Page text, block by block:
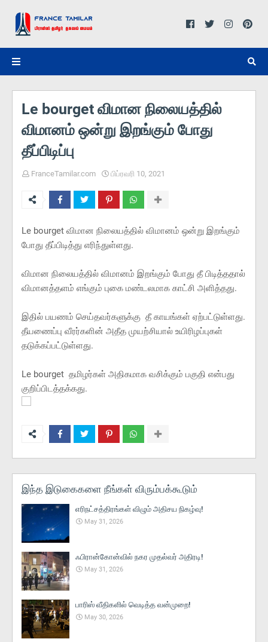
Le bourget விமான நிலையத்தில்
விமானம் ஒன்று இறங்கும் போது
தீப்பிடிப்பு
FranceTamilar.com பிப்ரவரி 10, 2021
Le bourget விமான நிலையத்தில் விமானம் ஒன்று இறங்கும்
போது தீப்பிடித்து எரிந்துள்ளது.
விமான நிலையத்தில் விமானம் இறங்கும் போது தீ பிடித்ததால்
விமானத்தளம் எங்கும் புகை மண்டலமாக காட்சி அளித்தது.
இதில் பயணம் செய்தவர்களுக்கு தீ காயங்கள் ஏற்பட்டுள்ளது.
தீயணைப்பு வீரர்களின் அதீத முயற்சியால் உயிரிழப்புகள்
தடுக்கப்பட்டுள்ளது.
Le bourget தமிழர்கள் அதிகமாக வசிக்கும் பகுதி என்பது
குறிப்பிடத்தக்கது.
இந்த இடுகைகளை நீங்கள் விரும்பக்கூடும்
எரிநட்சத்திரங்கள் விழும் அதிசய நிகழ்வு!
May 31, 2026
ஃபிரான்கோன்வில் நகர முதல்வர் அதிரடி!
May 31, 2026
பாரிஸ் வீதிகளில் வெடித்த வன்முறை!
May 30, 2026